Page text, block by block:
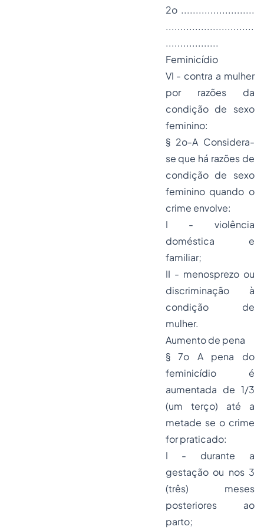
2o .........................
..............................
..................
Feminicídio
VI - contra a mulher
por razões da
condição de sexo
feminino:
§ 2o-A Considera-
se que há razões de
condição de sexo
feminino quando o
crime envolve:
I - violência
doméstica e
familiar;
II - menosprezo ou
discriminação à
condição de
mulher.
Aumento de pena
§ 7o A pena do
feminicídio é
aumentada de 1/3
(um terço) até a
metade se o crime
for praticado:
I - durante a
gestação ou nos 3
(três) meses
posteriores ao
parto;